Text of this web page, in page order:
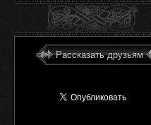
Рассказать друзьям